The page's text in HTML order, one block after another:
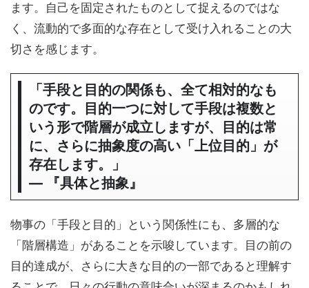
ます。自己を固定されたものとして捉えるのではな
く、流動的で多面的な存在として受け入れることの大
切さを感じます。
「手段と目的の関係も、全て相対的なも
のです。目的一つに対して手段は複数と
いう形で階層が成立しますが、目的は常
に、さらに抽象度の高い「上位目的」が
存在します。」
― 『具体と抽象』
物事の「手段と目的」という関係性にも、多層的な
「階層構造」があることを示唆しています。目の前の
目的達成が、さらに大きな目的の一部であると理解す